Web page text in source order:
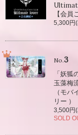
【会員
5,300円
No.3
「妖狐
玉藻梅
（モバ
リー ）
3,500円
SOLD